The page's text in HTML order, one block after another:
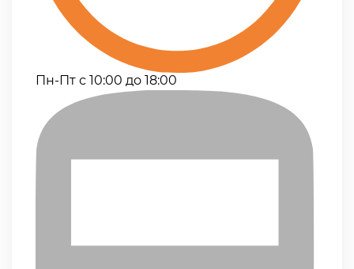
Пн-Пт с 10:00 до 18:00